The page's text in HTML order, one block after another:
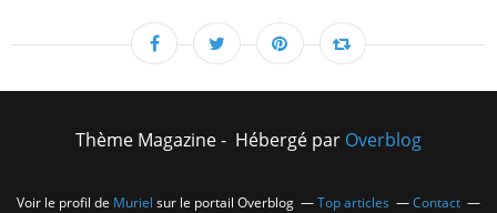
Thème Magazine - Hébergé par Overblog
Voir le profil de Muriel sur le portail Overblog Top articles Contact